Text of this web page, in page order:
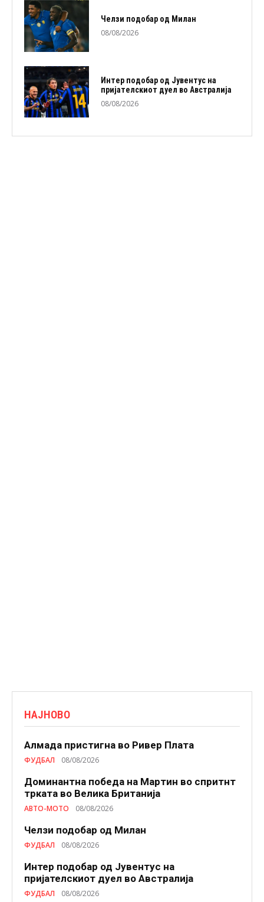
Челзи подобaр од Милан
08/08/2026
Интер подобар од Јувентус на
пријателскиот дуел во Австралија
08/08/2026
НАЈНОВО
Алмада пристигна во Ривер Плата
ФУДБАЛ 08/08/2026
Доминантна победа на Мартин во спритнт
трката во Велика Британија
АВТО-МОТО 08/08/2026
Челзи подобaр од Милан
ФУДБАЛ 08/08/2026
Интер подобар од Јувентус на
пријателскиот дуел во Австралија
ФУДБАЛ 08/08/2026